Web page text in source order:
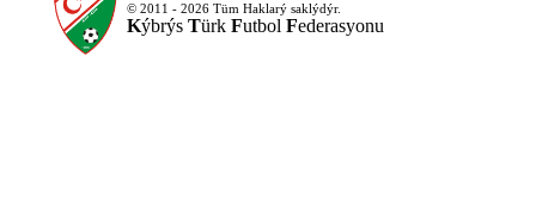
© 2011 - 2026 Tüm Haklarý saklýdýr.
Kýbrýs Türk Futbol Federasyonu